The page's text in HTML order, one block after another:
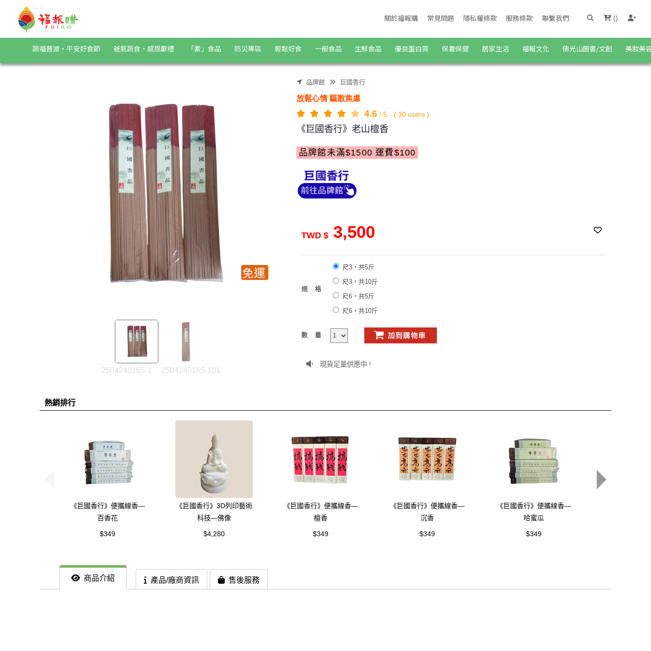
《巨國香行》老山檀香 | 福報購蔬食購物商城
關於福報購 常見問題 隱私權條款 服務條款 聯繫我們 ()
蔬福普渡・平安好食節 爸氣蔬食・感恩獻禮 「素」食品 防災專區 輕鬆好食 一般食品 生鮮食品 優良蛋白質 保養保健 居家生活 福報文化 佛光山圖書/文創 美妝美
2504240165-1 2504240165-101
品牌館 巨國香行
放鬆心情 驅散焦慮
4.6 / 5 ( 30 users )
《巨國香行》老山檀香
品牌館未滿$1500 運費$100
TWD $ 3,500
規格
尺3，共5斤
尺3，共10斤
尺6，共5斤
尺6，共10斤
數量
現貨足量供應中 !
熱銷排行
《巨國香行》便攜線香—
百香花
$349
《巨國香行》3D列印藝術
科技—佛像
$4,280
《巨國香行》便攜線香—
檀香
$349
《巨國香行》便攜線香—
沉香
$349
《巨國香行》便攜線香—
哈蜜瓜
$349
商品介紹 產品/廠商資訊 售後服務